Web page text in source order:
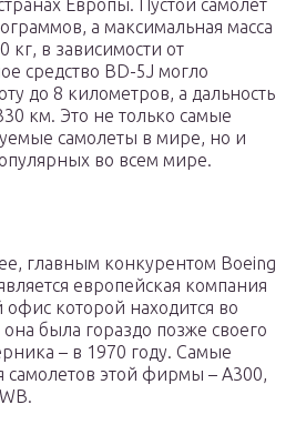
Европы. Пустой самолет
а максимальная масса
кг, в зависимости от
средство BD-5J могло
до 8 километров, а дальность
км. Это не только самые
самолеты в мире, но и
во всем мире.
главным конкурентом Boeing
европейская компания
которой находится во
была гораздо позже своего
– в 1970 году. Самые
самолетов этой фирмы – A300,